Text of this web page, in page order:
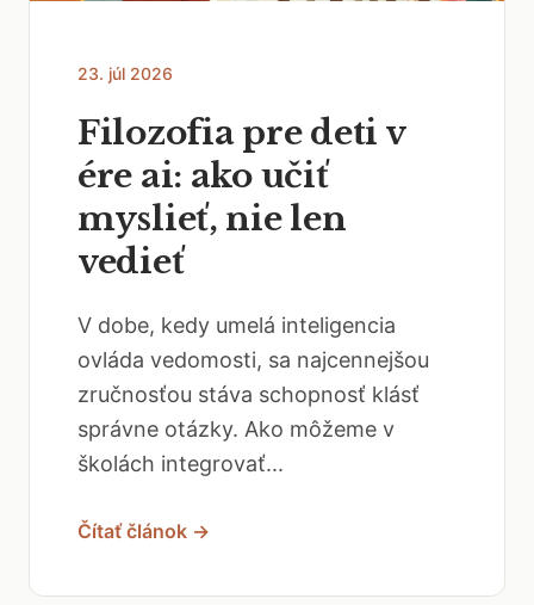
23. júl 2026
Filozofia pre deti v
ére ai: ako učiť
myslieť, nie len
vedieť
V dobe, kedy umelá inteligencia
ovláda vedomosti, sa najcennejšou
zručnosťou stáva schopnosť klásť
správne otázky. Ako môžeme v
školách integrovať...
Čítať článok →